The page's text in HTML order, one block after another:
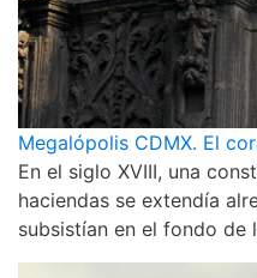
Megalópolis CDMX. El
En el siglo XVIII, una
haciendas se extendía
subsistían en el fondo de